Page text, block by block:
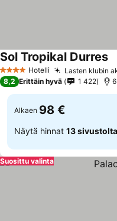
4 Tähtiluokitus
Hotelli Lasten klubin
Sol Tropikal Durres
8,2 Erittäin hyvä 1 422
Alkaen 98 €
Näytä hinnat 13 sivustolta
Suosittu valinta